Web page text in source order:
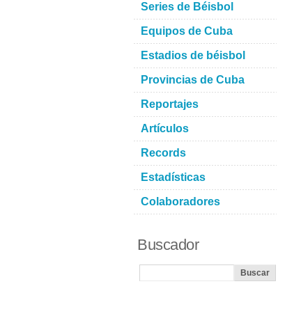
Series de Béisbol
Equipos de Cuba
Estadios de béisbol
Provincias de Cuba
Reportajes
Artículos
Records
Estadísticas
Colaboradores
Buscador